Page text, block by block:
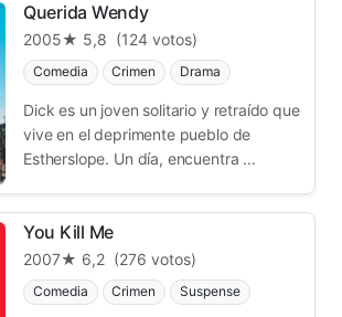
Querida Wendy
2005★ 5,8 (124 votos)
Comedia Crimen Drama
Dick es un joven solitario y retraído que
vive en el deprimente pueblo de
Estherslope. Un día, encuentra ...
You Kill Me
2007★ 6,2 (276 votos)
Comedia Crimen Suspense